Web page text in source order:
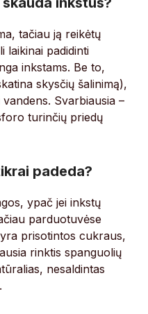
tačiau ją reikėtų
laikinai padidinti
inkstams. Be to,
skysčių šalinimą),
Svarbiausia –
turinčių priedų
padeda?
ypač jei inkstų
parduotuvėse
prisotintos cukraus,
rinktis spanguolių
nesaldintas